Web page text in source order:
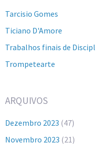
Tarcisio Gomes
Ticiano D'Amore
Trabalhos finais de
Trompetearte
ARQUIVOS
Dezembro 2023 (47)
Novembro 2023 (21)